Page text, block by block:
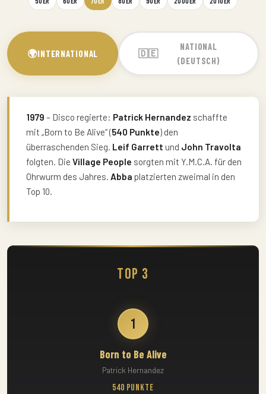
🌍INTERNATIONAL 🇩🇪
NATIONAL
(DEUTSCH)
1979 – Disco regierte: Patrick Hernandez schaffte
mit „Born to Be Alive“ (540 Punkte) den
überraschenden Sieg. Leif Garrett und John Travolta
folgten. Die Village People sorgten mit Y.M.C.A. für den
Ohrwurm des Jahres. Abba platzierten zweimal in den
Top 10.
Top 3
1
Born to Be Alive
Patrick Hernandez
540 Punkte